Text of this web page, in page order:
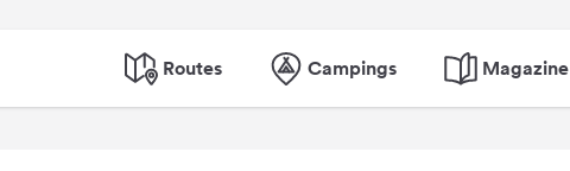
Routes Campings Magazine